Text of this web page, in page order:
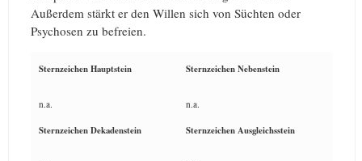
Außerdem stärkt er den Willen sich von Süchten oder
Psychosen zu befreien.
Sternzeichen Hauptstein Sternzeichen Nebenstein
n.a. n.a.
Sternzeichen Dekadenstein Sternzeichen Ausgleichsstein